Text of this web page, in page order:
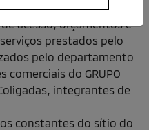
de nossos
acesso, orçamentos e
prestados pelo
pelo departamento
comerciais do GRUPO
integrantes de
constantes do sítio do